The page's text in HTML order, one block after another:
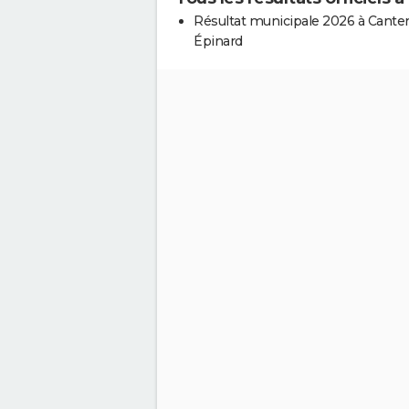
Résultat municipale 2026 à
Épinard